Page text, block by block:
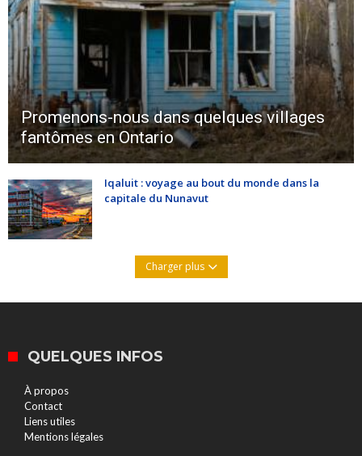
Promenons-nous dans quelques villages
fantômes en Ontario
Iqaluit : voyage au bout du monde dans la
capitale du Nunavut
Charger plus
QUELQUES INFOS
À propos
Contact
Liens utiles
Mentions légales